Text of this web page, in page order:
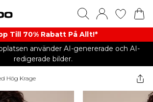
Till 70% Rabatt På Allt!*
använder AI-genererade och AI-
redigerade bilder.
Hög Krage